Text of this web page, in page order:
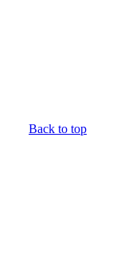
Back to top